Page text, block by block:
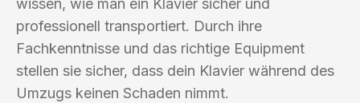
wissen, wie man ein Klavier sicher und
professionell transportiert. Durch ihre
Fachkenntnisse und das richtige Equipment
stellen sie sicher, dass dein Klavier während des
Umzugs keinen Schaden nimmt.